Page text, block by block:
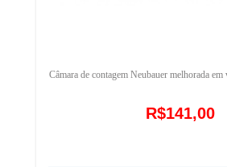
Câmara de contagem Neubauer melhorada
R$141,00